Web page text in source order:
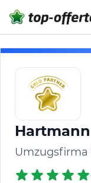
Umzugsfirma